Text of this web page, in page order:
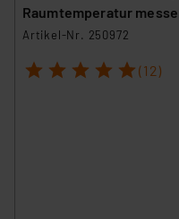
Raumtemperatur
Artikel-Nr. 250972
1 2 3 4 5 (12)